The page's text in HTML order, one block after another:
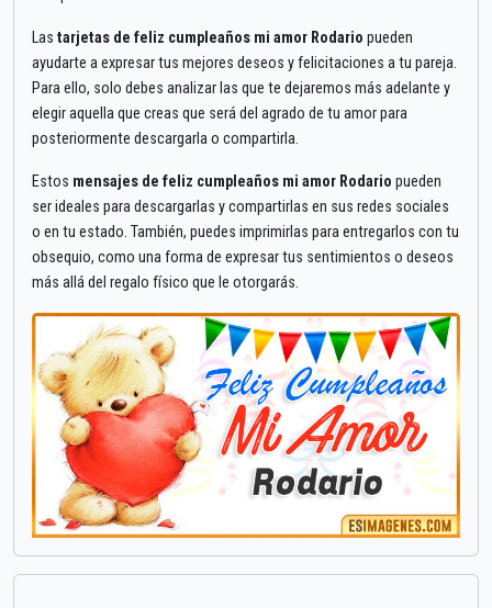
Las tarjetas de feliz cumpleaños mi amor Rodario pueden
ayudarte a expresar tus mejores deseos y felicitaciones a tu pareja.
Para ello, solo debes analizar las que te dejaremos más adelante y
elegir aquella que creas que será del agrado de tu amor para
posteriormente descargarla o compartirla.
Estos mensajes de feliz cumpleaños mi amor Rodario pueden
ser ideales para descargarlas y compartirlas en sus redes sociales
o en tu estado. También, puedes imprimirlas para entregarlos con tu
obsequio, como una forma de expresar tus sentimientos o deseos
más allá del regalo físico que le otorgarás.